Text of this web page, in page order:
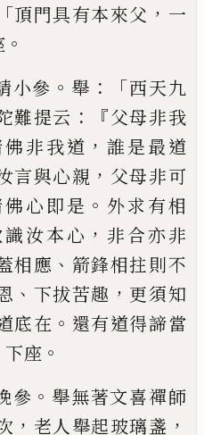
頂門具有本來父 ， 一
。
小參 。 舉 ：「西天九
難提云 ：『父母非我
佛非我道 ，誰是最道
言與心親 ， 父母非可
佛心即是 。 外求有相
識汝本心 ， 非合亦非
相應 、 箭鋒相拄則不
、 下拔苦趣 ， 更須知
底在 。 還有道得諦當
下座 。
參 。 舉無著文喜禪師
， 老人舉起玻璃盞 ，